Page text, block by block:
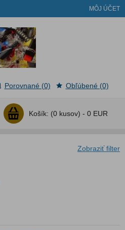
MÔJ ÚČET
Košík: (0 kusov) - 0 EUR
Porovnané (0) Obľúbené (0)
Zobraziť filter